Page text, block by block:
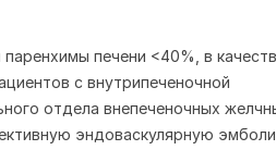
печени <40%, в
с внутрипеченочной
отдела внепеченочных
эндоваскулярную